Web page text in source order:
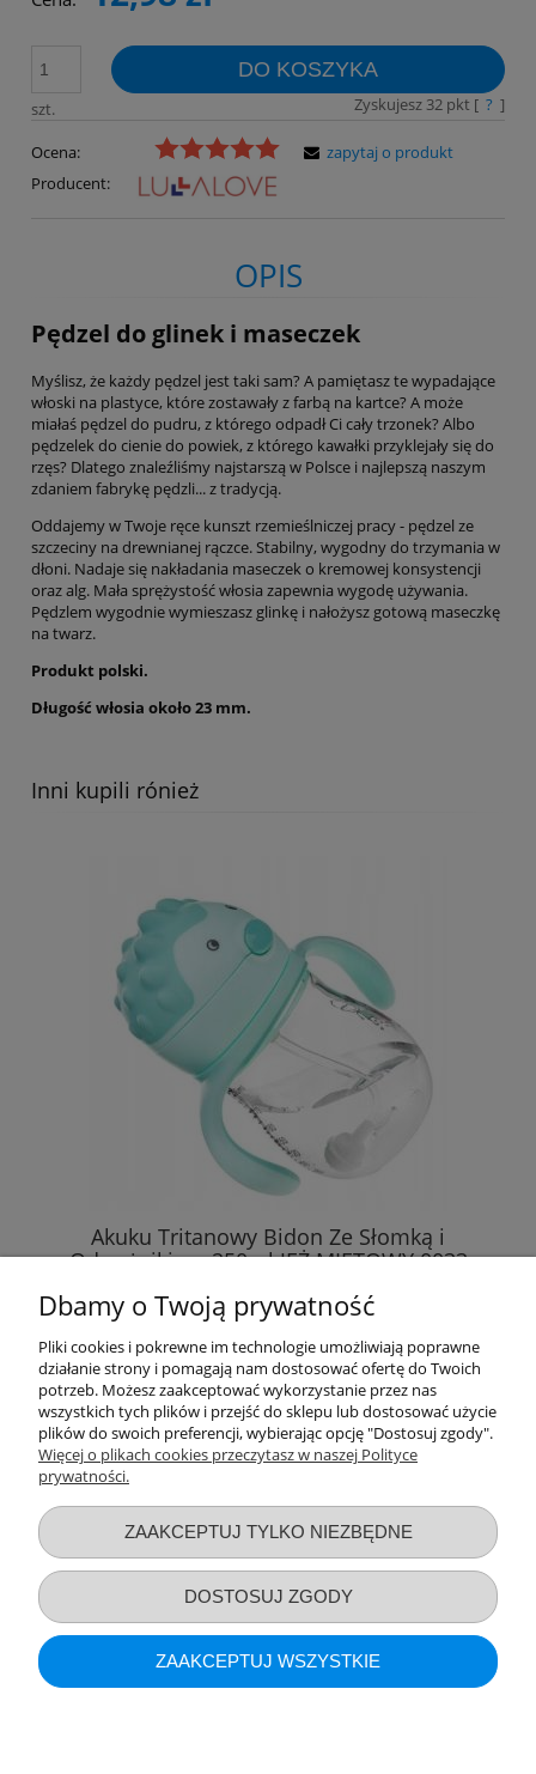
szt.
DO KOSZYKA
Zyskujesz 32pkt [ ? ]
Ocena:
Producent:
zapytaj o produkt
OPIS
Pędzel do glinek i maseczek
Myślisz, że każdy pędzel jest taki sam? A pamiętasz te wypadające
włoski na plastyce, które zostawały z farbą na kartce? A może
miałaś pędzel do pudru, z którego odpadł Ci cały trzonek? Albo
pędzelek do cienie do powiek, z którego kawałki przyklejały się do
rzęs? Dlatego znaleźliśmy najstarszą w Polsce i najlepszą naszym
zdaniem fabrykę pędzli... z tradycją.
Oddajemy w Twoje ręce kunszt rzemieślniczej pracy - pędzel ze
szczeciny na drewnianej rączce. Stabilny, wygodny do trzymania w
dłoni. Nadaje się nakładania maseczek o kremowej konsystencji
oraz alg. Mała sprężystość włosia zapewnia wygodę używania.
Pędzlem wygodnie wymieszasz glinkę i nałożysz gotową maseczkę
na twarz.
Produkt polski.
Długość włosia około 23 mm.
Inni kupili rónież
Akuku Tritanowy Bidon Ze Słomką i
Odważnikiem 250ml JEŻ MIĘTOWY 0033
27,49 zł
DO KOSZYKA
Informacje o sklepie
Dbamy o Twoją prywatność
Pliki cookies i pokrewne im technologie umożliwiają poprawne
działanie strony i pomagają nam dostosować ofertę do Twoich
potrzeb. Możesz zaakceptować wykorzystanie przez nas
wszystkich tych plików i przejść do sklepu lub dostosować użycie
plików do swoich preferencji, wybierając opcję "Dostosuj zgody".
Więcej o plikach cookies przeczytasz w naszej Polityce
prywatności.
ZAAKCEPTUJ TYLKO NIEZBĘDNE
DOSTOSUJ ZGODY
ZAAKCEPTUJ WSZYSTKIE